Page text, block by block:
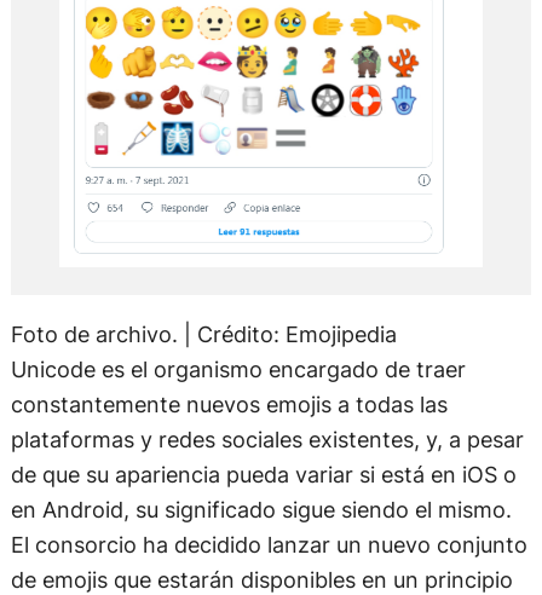
Foto de archivo. | Crédito: Emojipedia
Unicode es el organismo encargado de traer
constantemente nuevos emojis a todas las
plataformas y redes sociales existentes, y, a pesar
de que su apariencia pueda variar si está en iOS o
en Android, su significado sigue siendo el mismo.
El consorcio ha decidido lanzar un nuevo conjunto
de emojis que estarán disponibles en un principio